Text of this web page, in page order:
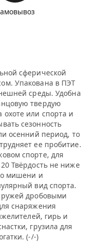
сферической
Упакована в ПЭТ
среды. Удобна
твердую
или спорта и
сезонность
осенний период, то
ее пробитие.
спорте, для
Твёрдость не ниже
мишени и
вид спорта.
ружей дробовыми
снаряжения
гирь и
грузила для
(-/-)